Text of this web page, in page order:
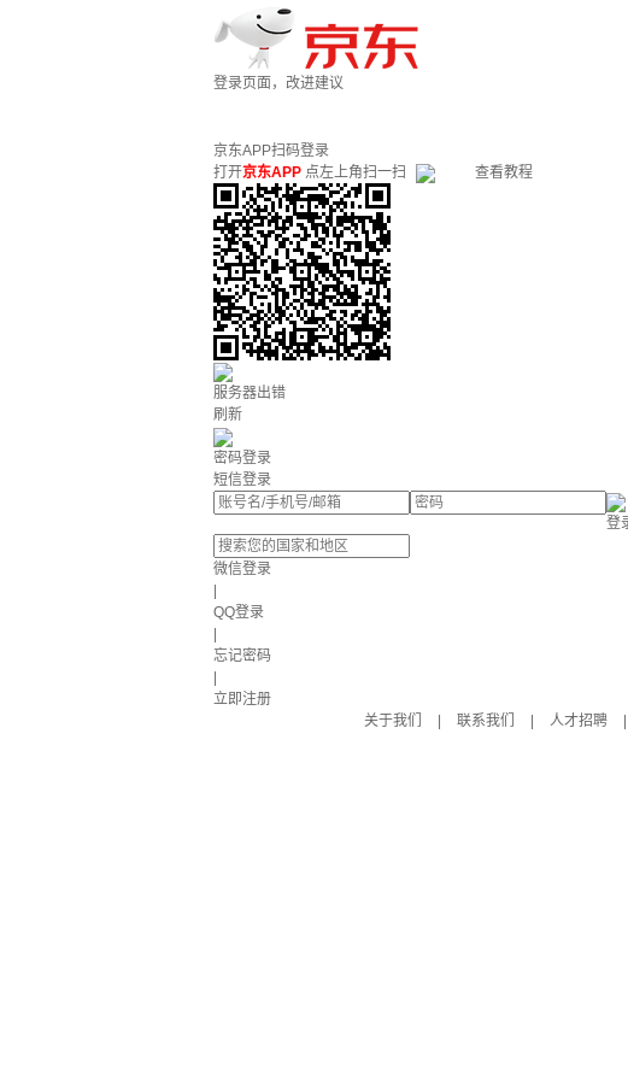
登录页面，改进建议
京东APP扫码登录
打开京东APP 点左上角扫一扫 查看教程
服务器出错
刷新
密码登录
短信登录
登
微信登录
QQ登录
忘记密码
立即注册
关于我们
联系我们 人才招聘